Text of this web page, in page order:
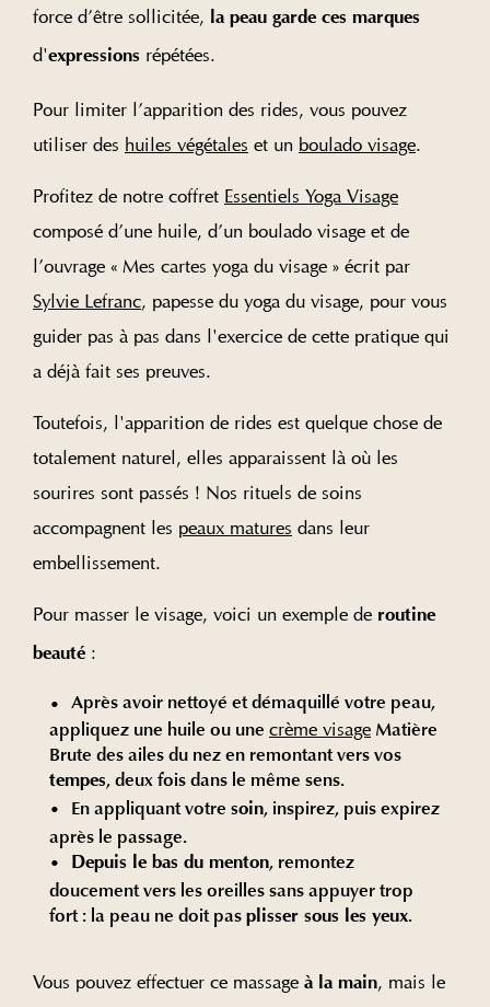
force d’être sollicitée, la peau garde ces marques
d'expressions répétées.
Pour limiter l’apparition des rides, vous pouvez
utiliser des huiles végétales et un boulado visage.
Profitez de notre coffret Essentiels Yoga Visage
composé d’une huile, d’un boulado visage et de
l’ouvrage « Mes cartes yoga du visage » écrit par
Sylvie Lefranc, papesse du yoga du visage, pour vous
guider pas à pas dans l'exercice de cette pratique qui
a déjà fait ses preuves.
Toutefois, l'apparition de rides est quelque chose de
totalement naturel, elles apparaissent là où les
sourires sont passés ! Nos rituels de soins
accompagnent les peaux matures dans leur
embellissement.
Pour masser le visage, voici un exemple de routine
beauté :
Après avoir nettoyé et démaquillé votre peau,
appliquez une huile ou une crème visage Matière
Brute des ailes du nez en remontant vers vos
tempes, deux fois dans le même sens.
En appliquant votre soin, inspirez, puis expirez
après le passage.
Depuis le bas du menton, remontez
doucement vers les oreilles sans appuyer trop
fort : la peau ne doit pas plisser sous les yeux.
Vous pouvez effectuer ce massage à la main, mais le